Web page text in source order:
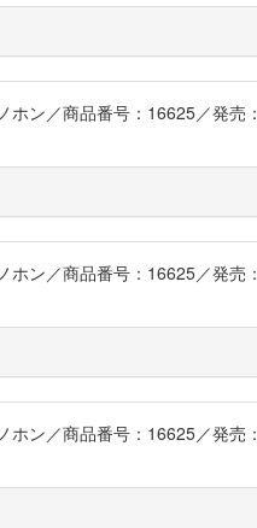
ン／商品番号：16625／発売：
ン／商品番号：16625／発売：
ン／商品番号：16625／発売：